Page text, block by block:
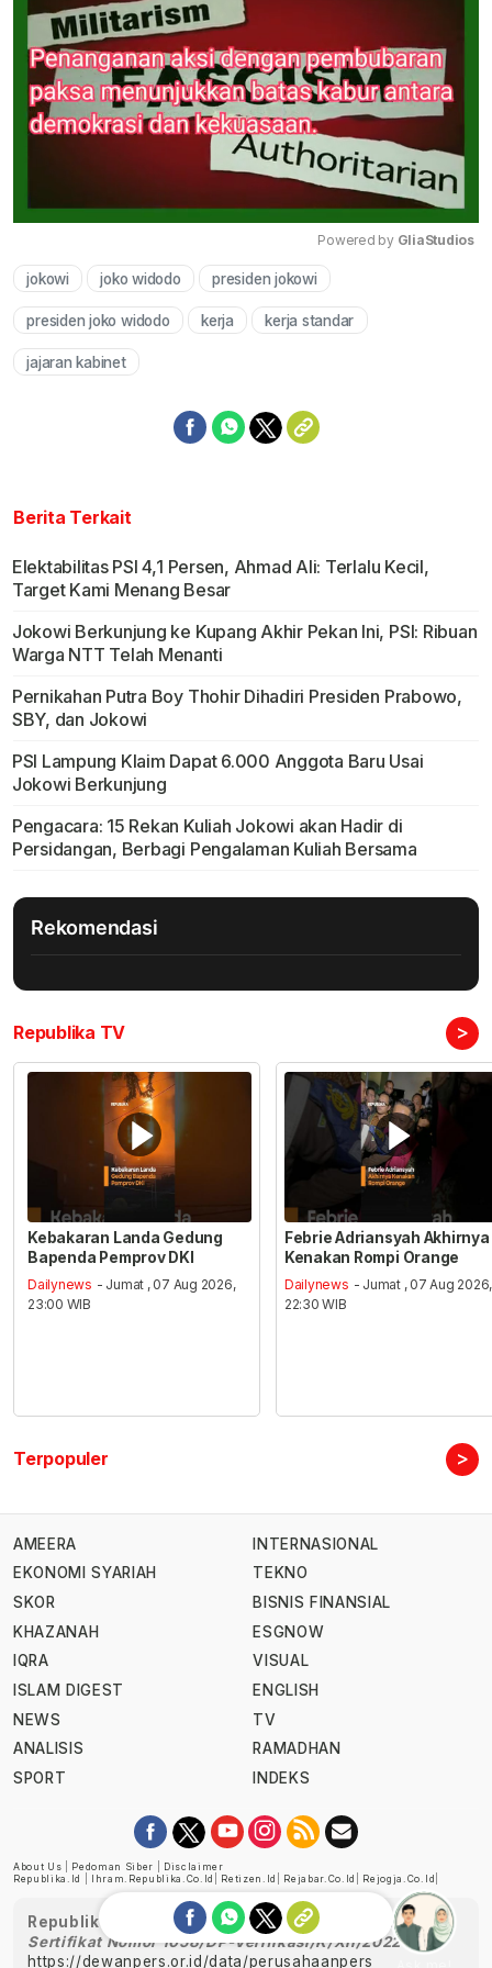
Powered by GliaStudios
jokowi joko widodo presiden jokowi
presiden joko widodo kerja kerja standar
jajaran kabinet
Berita Terkait
Elektabilitas PSI 4,1 Persen, Ahmad Ali: Terlalu Kecil,
Target Kami Menang Besar
Jokowi Berkunjung ke Kupang Akhir Pekan Ini, PSI: Ribuan
Warga NTT Telah Menanti
Pernikahan Putra Boy Thohir Dihadiri Presiden Prabowo,
SBY, dan Jokowi
PSI Lampung Klaim Dapat 6.000 Anggota Baru Usai
Jokowi Berkunjung
Pengacara: 15 Rekan Kuliah Jokowi akan Hadir di
Persidangan, Berbagi Pengalaman Kuliah Bersama
Rekomendasi
Republika TV >
Kebakaran Landa Gedung
Bapenda Pemprov DKI
Dailynews - Jumat , 07 Aug 2026,
23:00 WIB
Febrie Adriansyah Akhirnya
Kenakan Rompi Orange
Dailynews - Jumat , 07 Aug 2026,
22:30 WIB
Terpopuler >
AMEERA
EKONOMI SYARIAH
SKOR
KHAZANAH
IQRA
ISLAM DIGEST
NEWS
ANALISIS
SPORT
INTERNASIONAL
TEKNO
BISNIS FINANSIAL
ESGNOW
VISUAL
ENGLISH
TV
RAMADHAN
INDEKS
About Us Pedoman Siber
Disclaimer
Republika.id
Ihram.republika.co.id Retizen.id Rejabar.co.id Rejogja.co.id
Republika telah diverifikasi oleh Dewan Pers
Sertifikat Nomor 1058/DP-Verifikasi/K/XII/2022
https://dewanpers.or.id/data/perusahaanpers